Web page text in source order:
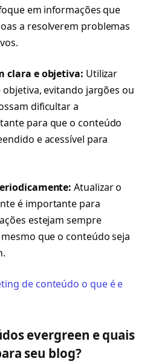
em informações que
a resolverem problemas
clara e objetiva: Utilizar
evitando jargões ou
dificultar a
para que o conteúdo
e acessível para
Atualizar o
é importante para
estejam sempre
que o conteúdo seja
de conteúdo o que é e
evergreen e quais
seu blog?